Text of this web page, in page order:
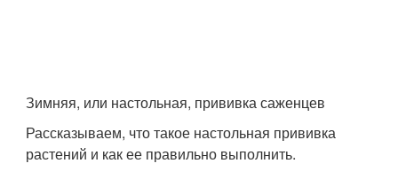
Зимняя, или настольная, прививка саженцев
Рассказываем, что такое настольная прививка
растений и как ее правильно выполнить.